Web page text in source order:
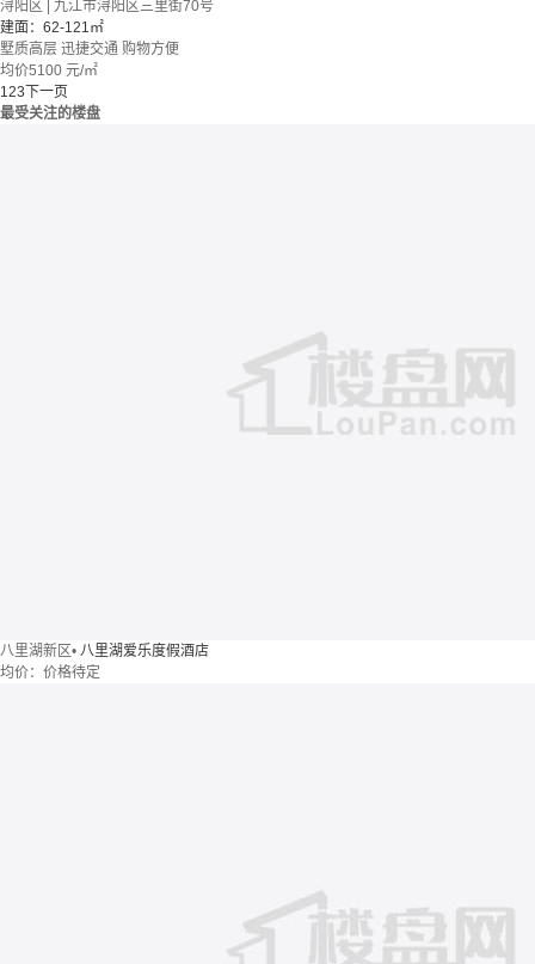
浔阳区 | 九江市浔阳区三里街70号
建面：62-121㎡
墅质高层 迅捷交通 购物方便
均价5100 元/㎡
123 下一页
最受关注的楼盘
八里湖新区• 八里湖爱乐度假酒店
均价： 价格待定